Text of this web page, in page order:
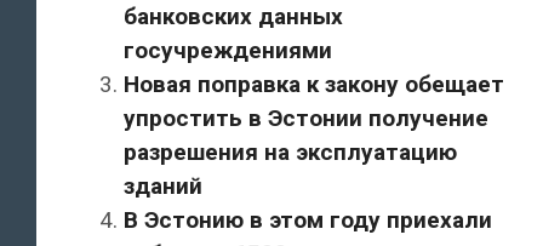
банковских данных
госучреждениями
Новая поправка к закону обещает
упростить в Эстонии получение
разрешения на эксплуатацию
зданий
В Эстонию в этом году приехали